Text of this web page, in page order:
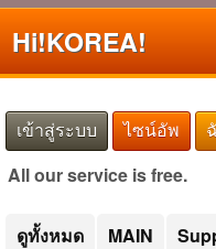
Hi!KOREA!
เข้าสู่ระบบ ไซน์อัพ
All our service is free.
ดูทั้งหมด MAIN